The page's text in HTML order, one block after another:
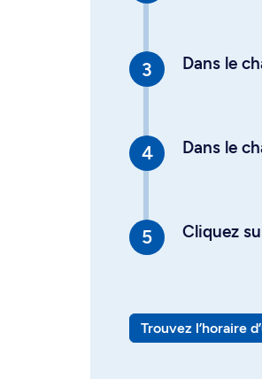
Dans le
Dans le
Cliquez
Trouvez l’horaire